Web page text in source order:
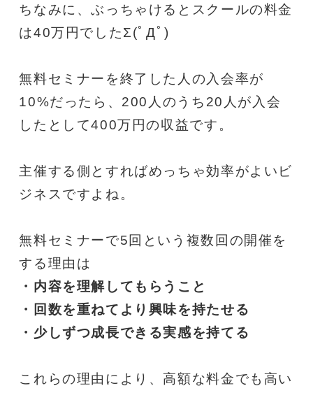
ちなみに、ぶっちゃけるとスクールの料金
は40万円でしたΣ(ﾟДﾟ)
無料セミナーを終了した人の入会率が
10%だったら、200人のうち20人が入会
したとして400万円の収益です。
主催する側とすればめっちゃ効率がよいビ
ジネスですよね。
無料セミナーで5回という複数回の開催を
する理由は
・内容を理解してもらうこと
・回数を重ねてより興味を持たせる
・少しずつ成長できる実感を持てる
これらの理由により、高額な料金でも高い